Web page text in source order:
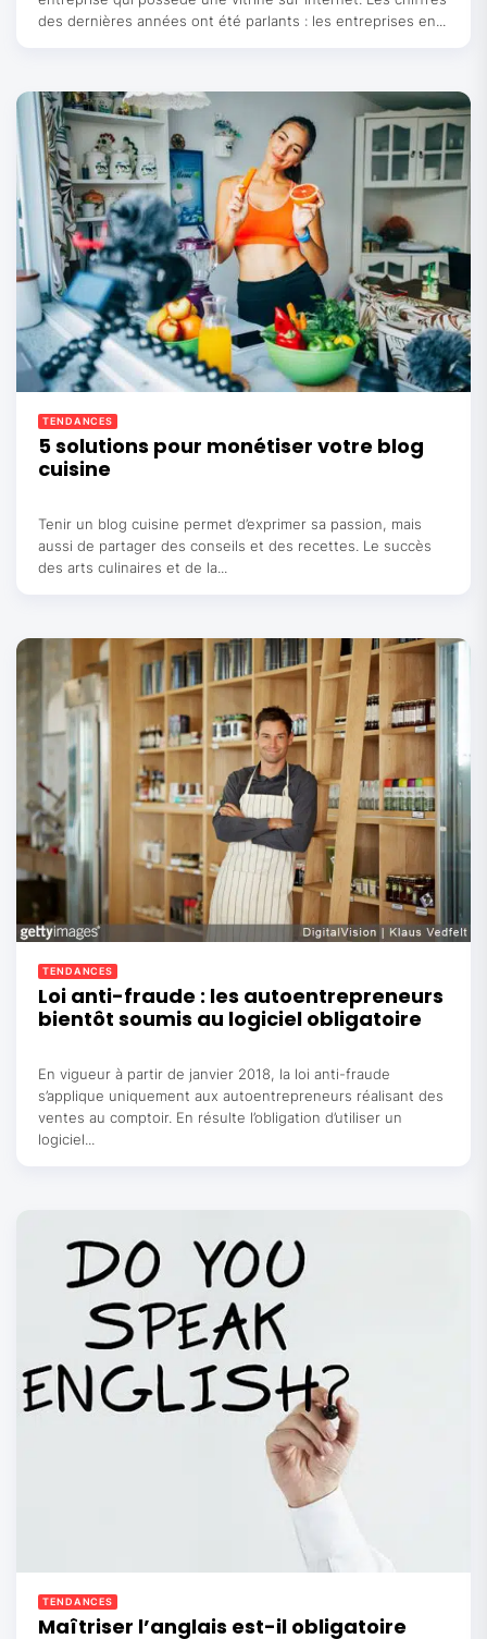
des dernières années ont été parlants : les entreprises en...
TENDANCES
5 solutions pour monétiser votre blog
cuisine
Tenir un blog cuisine permet d’exprimer sa passion, mais
aussi de partager des conseils et des recettes. Le succès
des arts culinaires et de la...
TENDANCES
Loi anti-fraude : les autoentrepreneurs
bientôt soumis au logiciel obligatoire
En vigueur à partir de janvier 2018, la loi anti-fraude
s’applique uniquement aux autoentrepreneurs réalisant des
ventes au comptoir. En résulte l’obligation d’utiliser un
logiciel...
TENDANCES
Maîtriser l’anglais est-il obligatoire